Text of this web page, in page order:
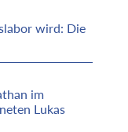
wird: Die
im
Lukas